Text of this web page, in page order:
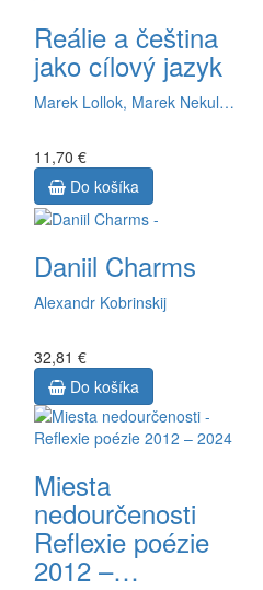
Reálie a čeština
jako cílový jazyk
Marek Lollok, Marek Nekul…
11,70 €
Do košíka
Daniil Charms
Alexandr Kobrinskij
32,81 €
Do košíka
Miesta
nedourčenosti
Reflexie poézie
2012 –…